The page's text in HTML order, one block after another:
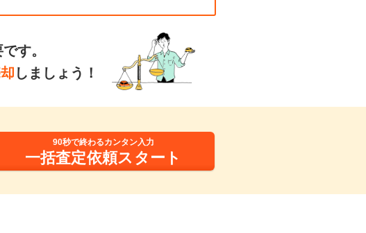
す。
しましょう！
90秒で終わるカンタン入力
一括査定依頼スタート